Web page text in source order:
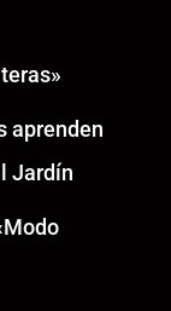
aprenden
Jardín